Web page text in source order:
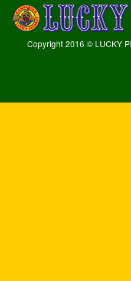
Copyright 2016 © LUCKY